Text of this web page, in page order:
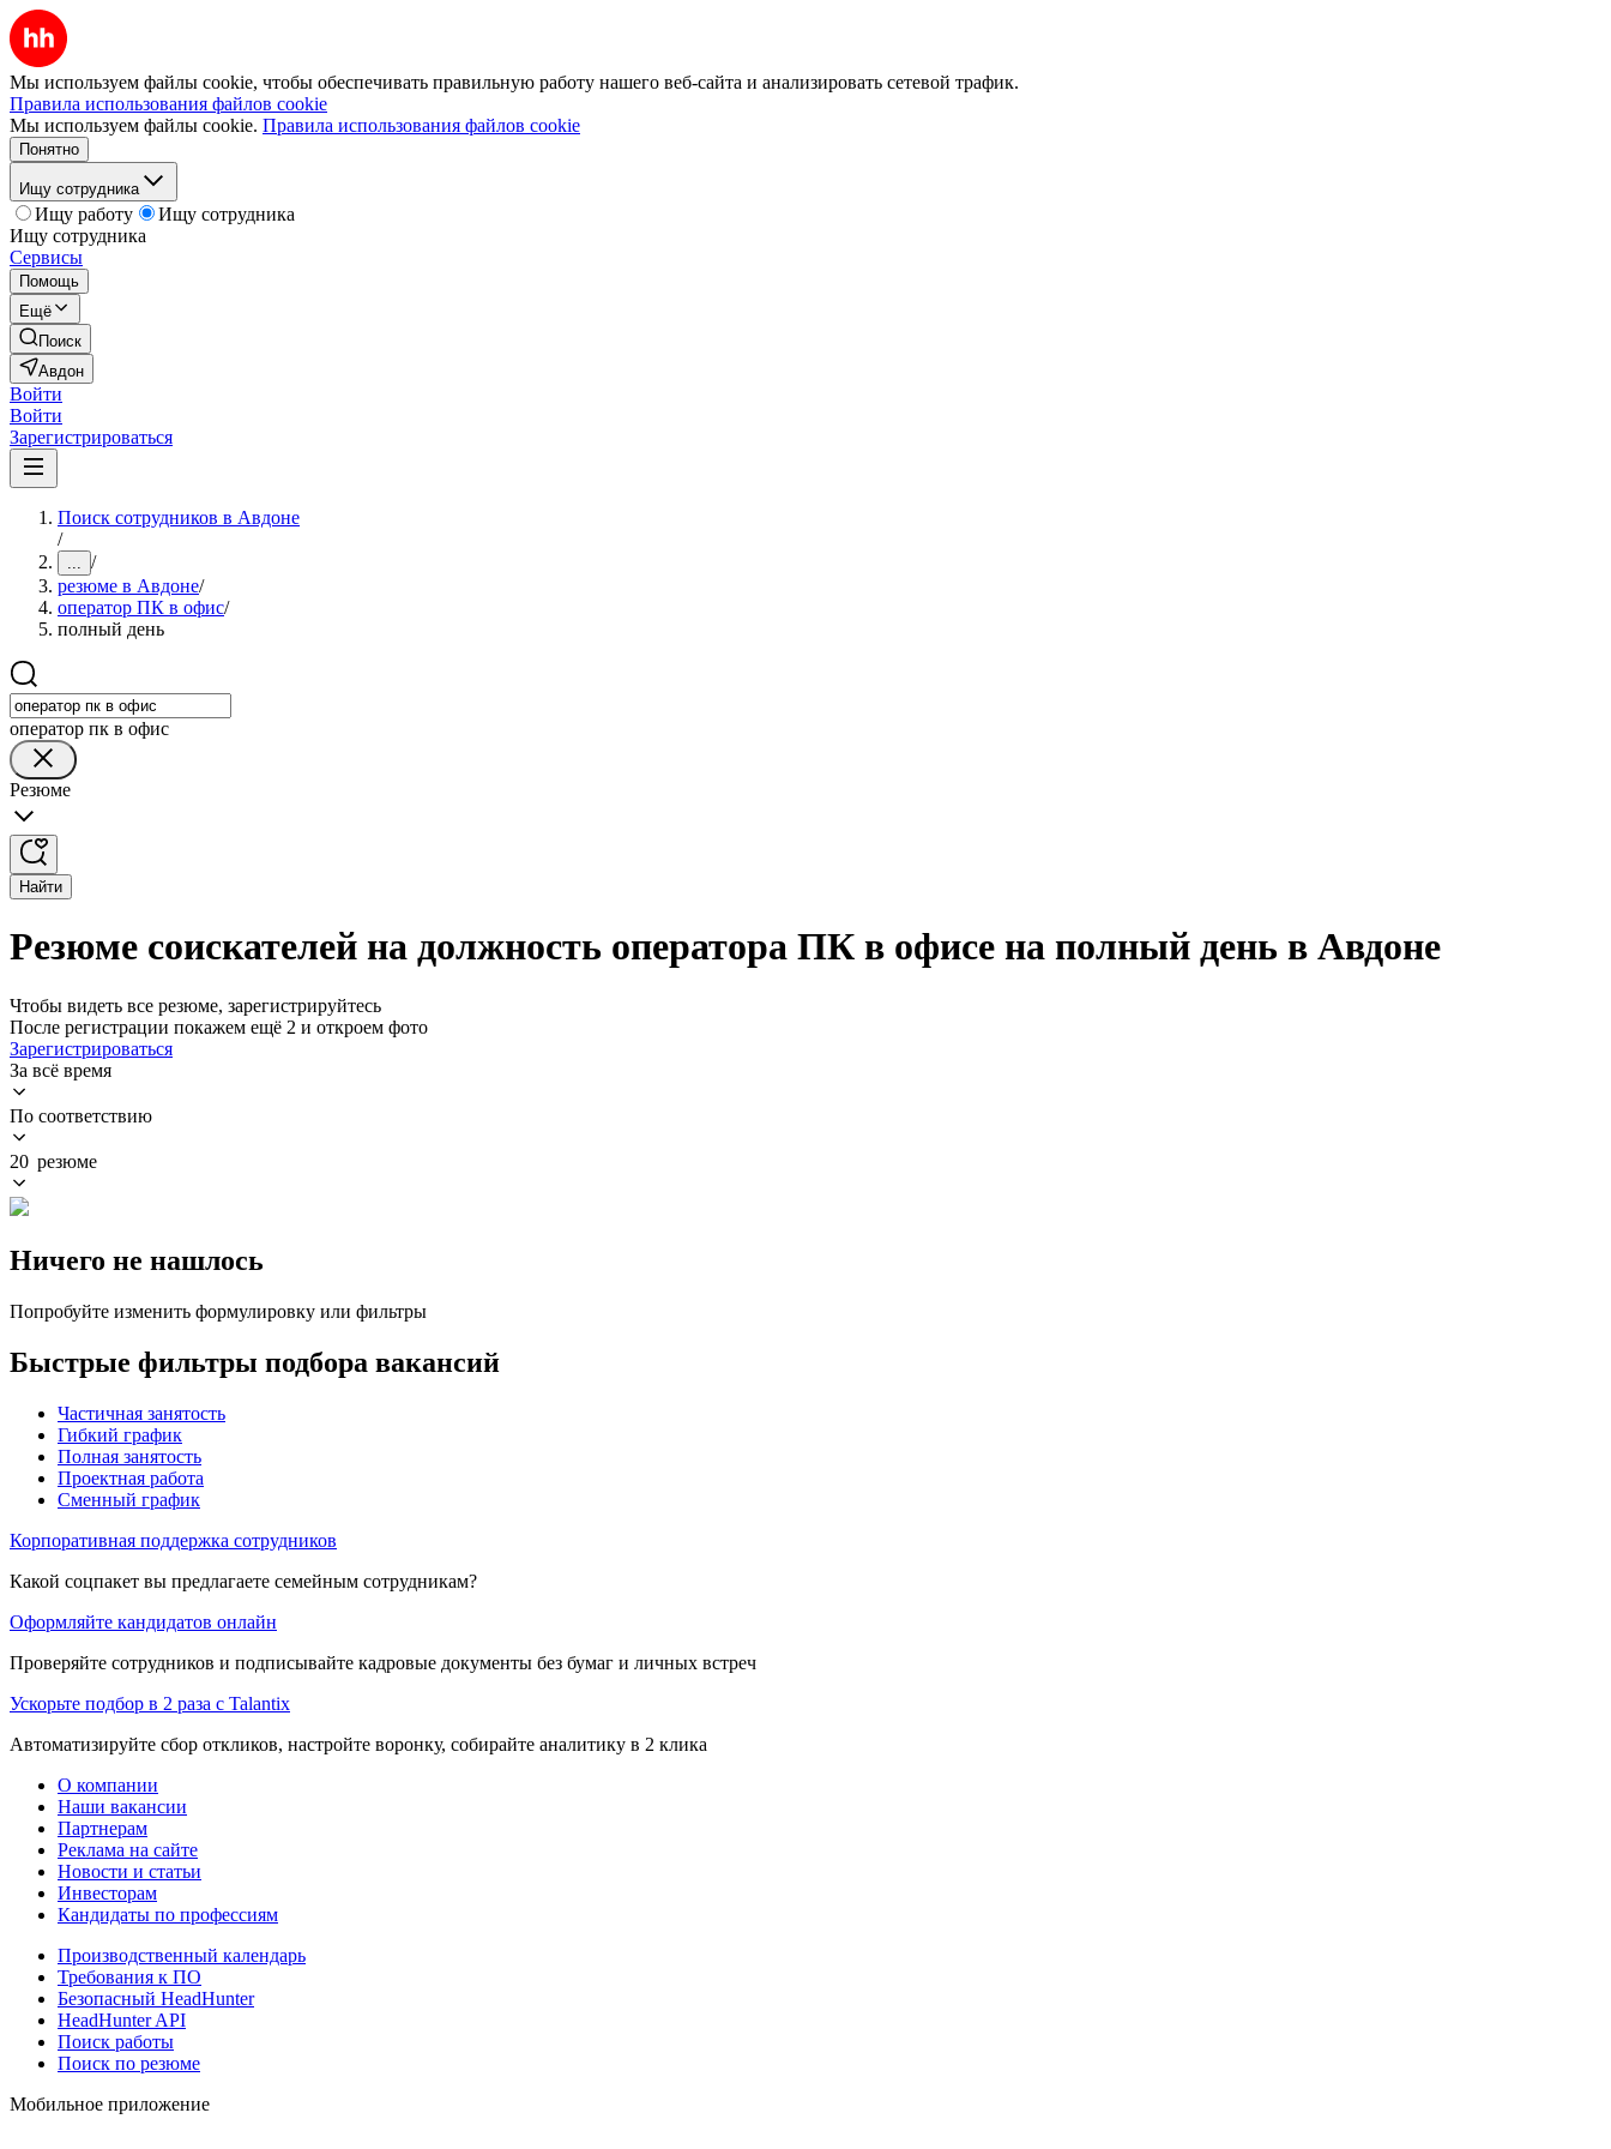
Мы используем файлы cookie, чтобы обеспечивать правильную работу нашего веб-сайта и анализировать сетевой трафик.
Правила использования файлов cookie
Мы используем файлы cookie. Правила использования файлов cookie
Понятно
Ищу сотрудника
Ищу работу
Ищу сотрудника
Ищу сотрудника
Сервисы
Помощь
Ещё
Поиск
Авдон
Войти
Войти
Зарегистрироваться
Поиск сотрудников в Авдоне
/
... /
резюме в Авдоне/
оператор ПК в офис/
полный день
оператор пк в офис
Резюме
Найти
Резюме соискателей на должность оператора ПК в офисе на полный день в Авдоне
Чтобы видеть все резюме, зарегистрируйтесь
После регистрации покажем ещё 2 и откроем фото
Зарегистрироваться
За всё время
По соответствию
20 резюме
Ничего не нашлось
Попробуйте изменить формулировку или фильтры
Быстрые фильтры подбора вакансий
Частичная занятость
Гибкий график
Полная занятость
Проектная работа
Сменный график
Корпоративная поддержка сотрудников
Какой соцпакет вы предлагаете семейным сотрудникам?
Оформляйте кандидатов онлайн
Проверяйте сотрудников и подписывайте кадровые документы без бумаг и личных встреч
Ускорьте подбор в 2 раза с Talantix
Автоматизируйте сбор откликов, настройте воронку, собирайте аналитику в 2 клика
О компании
Наши вакансии
Партнерам
Реклама на сайте
Новости и статьи
Инвесторам
Кандидаты по профессиям
Производственный календарь
Требования к ПО
Безопасный HeadHunter
HeadHunter API
Поиск работы
Поиск по резюме
Мобильное приложение